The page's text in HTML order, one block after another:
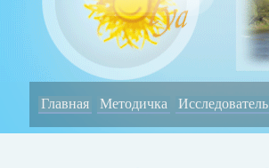
Главная Методичка Исследователь